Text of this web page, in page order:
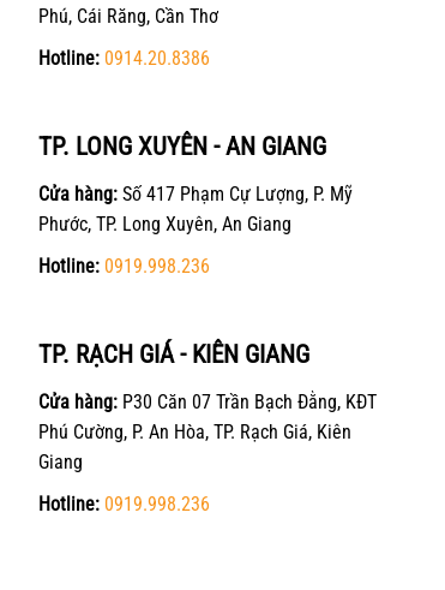
Phú, Cái Răng, Cần Thơ
Hotline: 0914.20.8386
TP. LONG XUYÊN - AN GIANG
Cửa hàng:Số 417 Phạm Cự Lượng, P. Mỹ
Phước, TP. Long Xuyên, An Giang
Hotline: 0919.998.236
TP. RẠCH GIÁ - KIÊN GIANG
Cửa hàng:P30 Căn 07 Trần Bạch Đằng, KĐT
Phú Cường, P. An Hòa, TP. Rạch Giá, Kiên
Giang
Hotline: 0919.998.236